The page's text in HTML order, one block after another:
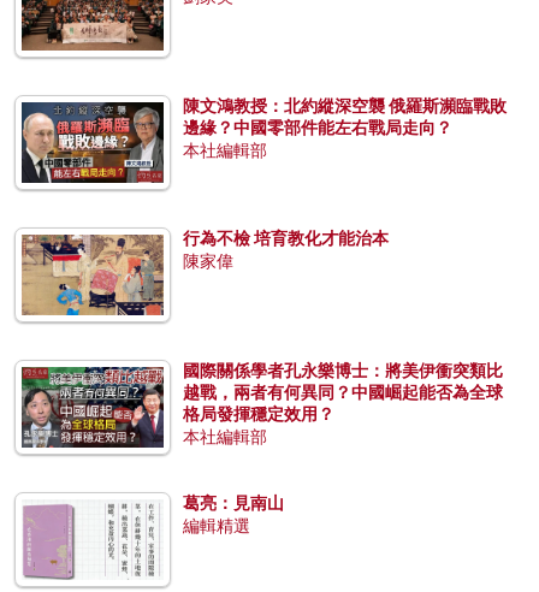
陳文鴻教授：北約縱深空襲 俄羅斯瀕臨戰敗
邊緣？中國零部件能左右戰局走向？
本社編輯部
行為不檢 培育教化才能治本
陳家偉
國際關係學者孔永樂博士：將美伊衝突類比
越戰，兩者有何異同？中國崛起能否為全球
格局發揮穩定效用？
本社編輯部
葛亮：見南山
編輯精選